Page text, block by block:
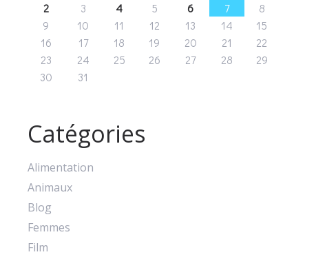
2
3 4 5 6 7
8
9
10 11 12 13 14
15
16
17 18 19 20 21
22
23
24 25 26 27 28
29
30
31
Catégories
Alimentation
Animaux
Blog
Femmes
Film